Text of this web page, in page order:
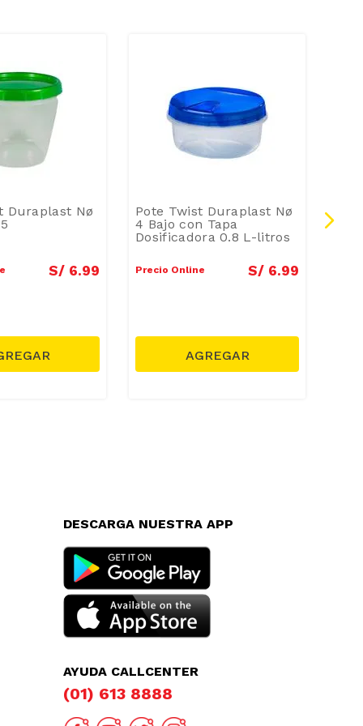
Duraplast Nø
S/ 6.99
Pote Twist Duraplast Nø
4 Bajo con Tapa
Dosificadora 0.8 L-litros
Precio Online S/ 6.99
DESCARGA NUESTRA APP
AYUDA CALLCENTER
(01) 613 8888